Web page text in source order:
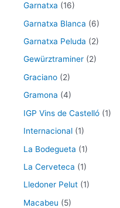
Garnatxa (16)
Garnatxa Blanca (6)
Garnatxa Peluda (2)
Gewürztraminer (2)
Graciano (2)
Gramona (4)
IGP Vins de Castelló (1)
Internacional (1)
La Bodegueta (1)
La Cerveteca (1)
Lledoner Pelut (1)
Macabeu (5)